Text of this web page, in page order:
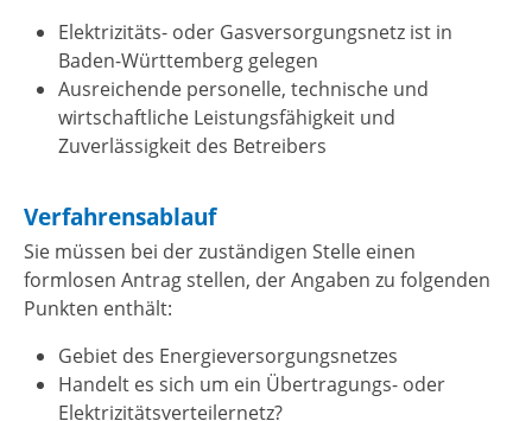
Elektrizitäts- oder Gasversorgungsnetz ist in
Baden-Württemberg gelegen
Ausreichende personelle, technische und
wirtschaftliche Leistungsfähigkeit und
Zuverlässigkeit des Betreibers
Verfahrensablauf
Sie müssen bei der zuständigen Stelle einen
formlosen Antrag stellen, der Angaben zu folgenden
Punkten enthält:
Gebiet des Energieversorgungsnetzes
Handelt es sich um ein Übertragungs- oder
Elektrizitätsverteilernetz?